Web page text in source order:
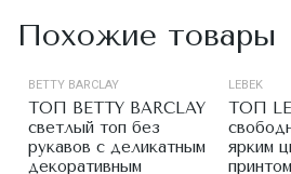
Похожие товары
BETTY BARCLAY
ТОП BETTY BARCLAY
светлый топ без
рукавов с деликатным
декоративным
LEBEK
ТОП
ярким
принтом